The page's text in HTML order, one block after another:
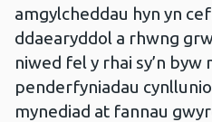
amgylcheddau hyn yn
ddaearyddol a rhwng
niwed fel y rhai sy’n
penderfyniadau
mynediad at fannau